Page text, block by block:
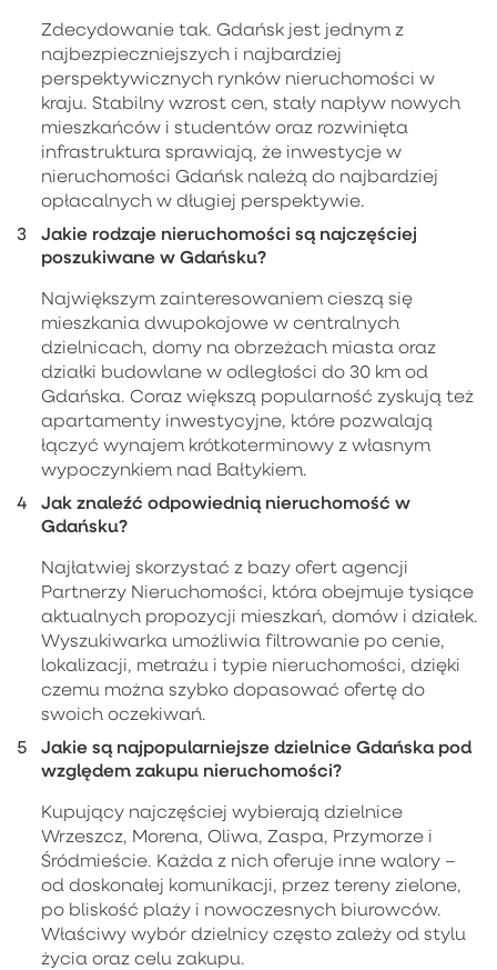
Zdecydowanie tak. Gdańsk jest jednym z
najbezpieczniejszych i najbardziej
perspektywicznych rynków nieruchomości w
kraju. Stabilny wzrost cen, stały napływ nowych
mieszkańców i studentów oraz rozwinięta
infrastruktura sprawiają, że inwestycje w
nieruchomości Gdańsk należą do najbardziej
opłacalnych w długiej perspektywie.
Jakie rodzaje nieruchomości są najczęściej
poszukiwane w Gdańsku?
Największym zainteresowaniem cieszą się
mieszkania dwupokojowe w centralnych
dzielnicach, domy na obrzeżach miasta oraz
działki budowlane w odległości do 30 km od
Gdańska. Coraz większą popularność zyskują też
apartamenty inwestycyjne, które pozwalają
łączyć wynajem krótkoterminowy z własnym
wypoczynkiem nad Bałtykiem.
Jak znaleźć odpowiednią nieruchomość w
Gdańsku?
Najłatwiej skorzystać z bazy ofert agencji
Partnerzy Nieruchomości, która obejmuje tysiące
aktualnych propozycji mieszkań, domów i działek.
Wyszukiwarka umożliwia filtrowanie po cenie,
lokalizacji, metrażu i typie nieruchomości, dzięki
czemu można szybko dopasować ofertę do
swoich oczekiwań.
Jakie są najpopularniejsze dzielnice Gdańska pod
względem zakupu nieruchomości?
Kupujący najczęściej wybierają dzielnice
Wrzeszcz, Morena, Oliwa, Zaspa, Przymorze i
Śródmieście. Każda z nich oferuje inne walory –
od doskonałej komunikacji, przez tereny zielone,
po bliskość plaży i nowoczesnych biurowców.
Właściwy wybór dzielnicy często zależy od stylu
życia oraz celu zakupu.